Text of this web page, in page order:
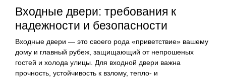
Входные двери: требования к
надежности и безопасности
Входные двери — это своего рода «приветствие» вашему
дому и главный рубеж, защищающий от непрошеных
гостей и холода улицы. Для входной двери важна
прочность, устойчивость к взлому, тепло- и